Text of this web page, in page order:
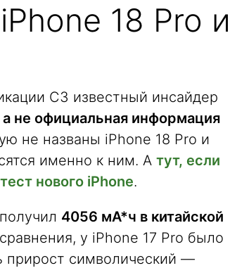
18 Pro и
C3 известный инсайдер
а не официальная информация
не названы iPhone 18 Pro и
именно к ним. А тут, если
нового iPhone.
4056 мА*ч в китайской
у iPhone 17 Pro было
прирост символический —